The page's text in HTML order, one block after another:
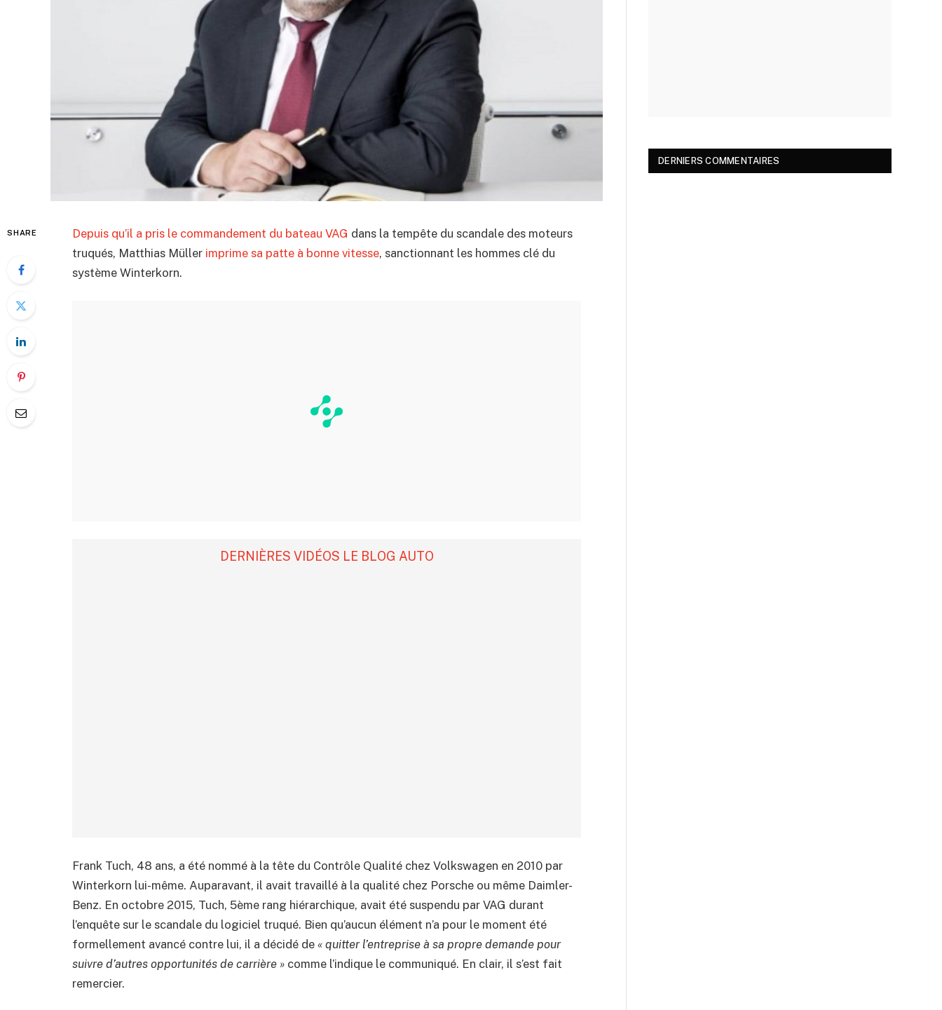
SHARE Depuis qu’il a pris le commandement du bateau VAG dans la tempête du scandale des moteurs
truqués, Matthias Müller imprime sa patte à bonne vitesse, sanctionnant les hommes clé du
système Winterkorn.
DERNIÈRES VIDÉOS LE BLOG AUTO
Frank Tuch, 48 ans, a été nommé à la tête du Contrôle Qualité chez Volkswagen en 2010 par
Winterkorn lui-même. Auparavant, il avait travaillé à la qualité chez Porsche ou même Daimler-
Benz. En octobre 2015, Tuch, 5ème rang hiérarchique, avait été suspendu par VAG durant
l’enquête sur le scandale du logiciel truqué. Bien qu’aucun élément n’a pour le moment été
formellement avancé contre lui, il a décidé de « quitter l’entreprise à sa propre demande pour
suivre d’autres opportunités de carrière » comme l’indique le communiqué. En clair, il s’est fait
remercier.
DERNIERS COMMENTAIRES